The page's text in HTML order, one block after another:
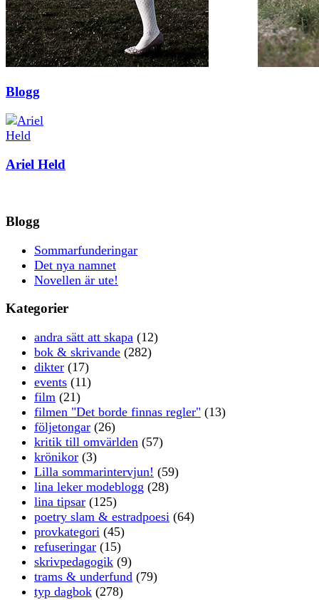
Blogg
Ariel Held
Blogg
Sommarfunderingar
Det nya namnet
Novellen är ute!
Kategorier
andra sätt att skapa (12)
bok & skrivande (282)
dikter (17)
events (11)
film (21)
filmen "Det borde finnas regler" (13)
följetongar (26)
kritik till omvärlden (57)
krönikor (3)
Lilla sommarintervjun! (59)
lina leker modeblogg (28)
lina tipsar (125)
poetry slam & estradpoesi (64)
provkategori (45)
refuseringar (15)
skrivpedagogik (9)
trams & underfund (79)
typ dagbok (278)